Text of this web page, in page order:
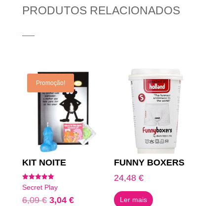
PRODUTOS RELACIONADOS
Promoção!
KIT NOITE
Avaliação
5.00
de 5
Secret Play
6,09€ O
3,04 €O
FUNNY BOXERS
24,48€
Ler mais